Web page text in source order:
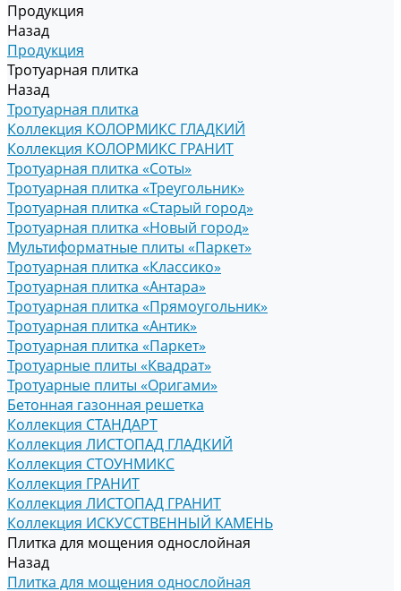
Продукция
Назад
Продукция
Тротуарная плитка
Назад
Тротуарная плитка
Коллекция КОЛОРМИКС ГЛАДКИЙ
Коллекция КОЛОРМИКС ГРАНИТ
Тротуарная плитка «Соты»
Тротуарная плитка «Треугольник»
Тротуарная плитка «Старый город»
Тротуарная плитка «Новый город»
Мультиформатные плиты «Паркет»
Тротуарная плитка «Классико»
Тротуарная плитка «Антара»
Тротуарная плитка «Прямоугольник»
Тротуарная плитка «Антик»
Тротуарная плитка «Паркет»
Тротуарные плиты «Квадрат»
Тротуарные плиты «Оригами»
Бетонная газонная решетка
Коллекция СТАНДАРТ
Коллекция ЛИСТОПАД ГЛАДКИЙ
Коллекция СТОУНМИКС
Коллекция ГРАНИТ
Коллекция ЛИСТОПАД ГРАНИТ
Коллекция ИСКУССТВЕННЫЙ КАМЕНЬ
Плитка для мощения однослойная
Назад
Плитка для мощения однослойная